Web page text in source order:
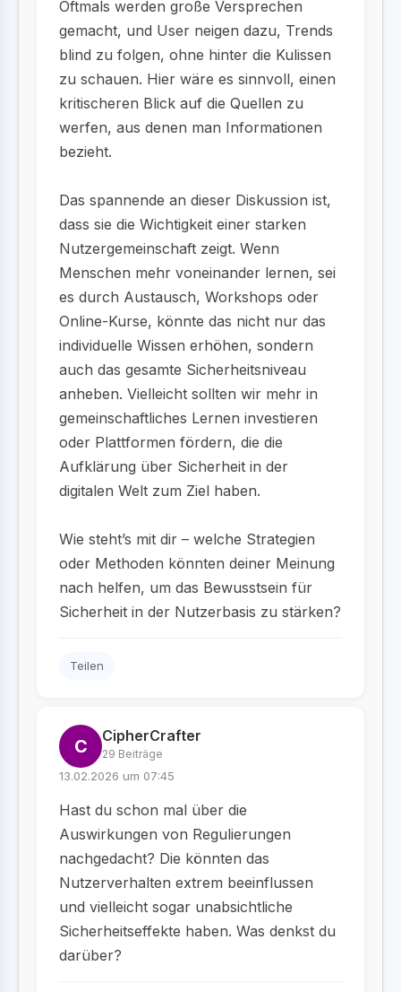
Oftmals werden große Versprechen
gemacht, und User neigen dazu, Trends
blind zu folgen, ohne hinter die Kulissen
zu schauen. Hier wäre es sinnvoll, einen
kritischeren Blick auf die Quellen zu
werfen, aus denen man Informationen
bezieht.
Das spannende an dieser Diskussion ist,
dass sie die Wichtigkeit einer starken
Nutzergemeinschaft zeigt. Wenn
Menschen mehr voneinander lernen, sei
es durch Austausch, Workshops oder
Online-Kurse, könnte das nicht nur das
individuelle Wissen erhöhen, sondern
auch das gesamte Sicherheitsniveau
anheben. Vielleicht sollten wir mehr in
gemeinschaftliches Lernen investieren
oder Plattformen fördern, die die
Aufklärung über Sicherheit in der
digitalen Welt zum Ziel haben.
Wie steht’s mit dir – welche Strategien
oder Methoden könnten deiner Meinung
nach helfen, um das Bewusstsein für
Sicherheit in der Nutzerbasis zu stärken?
Teilen
C CipherCrafter
29 Beiträge
13.02.2026 um 07:45
Hast du schon mal über die
Auswirkungen von Regulierungen
nachgedacht? Die könnten das
Nutzerverhalten extrem beeinflussen
und vielleicht sogar unabsichtliche
Sicherheitseffekte haben. Was denkst du
darüber?